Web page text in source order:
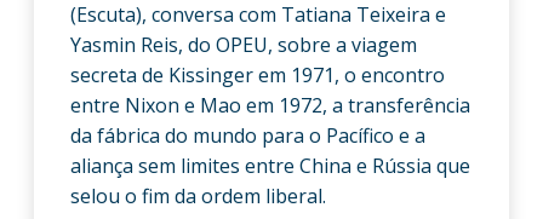
(Escuta), conversa com Tatiana Teixeira e
Yasmin Reis, do OPEU, sobre a viagem
secreta de Kissinger em 1971, o encontro
entre Nixon e Mao em 1972, a transferência
da fábrica do mundo para o Pacífico e a
aliança sem limites entre China e Rússia que
selou o fim da ordem liberal.